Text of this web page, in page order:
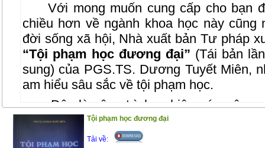
Với mong muốn cung cấp cho bạn
chiều hơn về ngành khoa học này
đời sống xã hội, Nhà xuất bản Tư pháp
“Tội phạm học đương đại” (Tái bản
sung) của PGS.TS. Dương Tuyết Miên,
am hiểu sâu sắc về tội phạm học.
Đây là công trình nghiên cứu công
việc tinh thần làm việc nghiêm túc của
tác giả cập nhật nhiều vấn đề mới đã
Tội phạm học đương đại
Tải về: